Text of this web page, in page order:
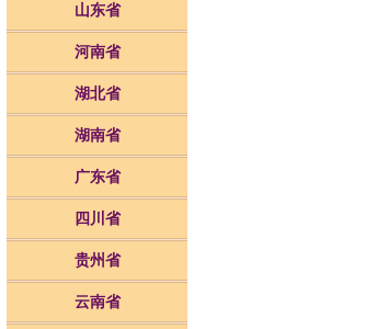
山东省
河南省
湖北省
湖南省
广东省
四川省
贵州省
云南省